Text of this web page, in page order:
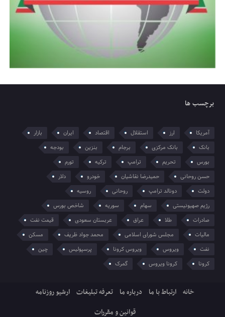
برچسب ها
آمریکا ارز استقلال اقتصاد ایران
بازار
بانک
بانک مرکزی برجام بنزین
بودجه
بورس
تحریم ترامپ ترکیه
تورم
حسن روحانی
حمیدرضا نقاشیان خودرو
دلار
دولت
دونالد ترامپ روحانی
روسیه
رژیم صهیونیستی
سهام سوریه
شاخص بورس
صادرات
طلا عراق عربستان سعودی
قیمت نفت
مالیات
مجلس شورای اسلامی محمد جواد ظریف
مسکن
نفت
ویروس ویروس کرونا پرسپولیس
چین
کرونا
کرونا ویروس گمرک
خانه ارتباط با ما درباره ما تعرفه تبلیغات ارشیو روزنامه
قوانین و مقررات